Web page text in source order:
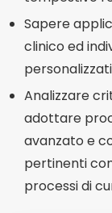
Sapere
clinico ed
Analizzare
adottare
avanzato e
pertinenti
processi di